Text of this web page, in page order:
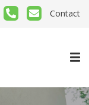
Contact